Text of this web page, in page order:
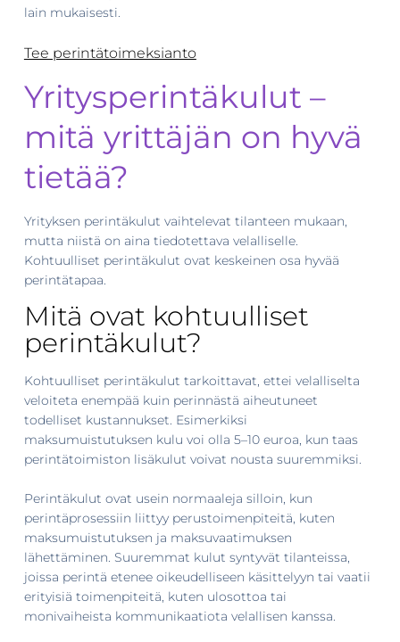
lain mukaisesti.
Tee perintätoimeksianto
Yritysperintäkulut –
mitä yrittäjän on hyvä
tietää?
Yrityksen perintäkulut vaihtelevat tilanteen mukaan,
mutta niistä on aina tiedotettava velalliselle.
Kohtuulliset perintäkulut ovat keskeinen osa hyvää
perintätapaa.
Mitä ovat kohtuulliset
perintäkulut?
Kohtuulliset perintäkulut tarkoittavat, ettei velalliselta
veloiteta enempää kuin perinnästä aiheutuneet
todelliset kustannukset. Esimerkiksi
maksumuistutuksen kulu voi olla 5–10 euroa, kun taas
perintätoimiston lisäkulut voivat nousta suuremmiksi.
Perintäkulut ovat usein normaaleja silloin, kun
perintäprosessiin liittyy perustoimenpiteitä, kuten
maksumuistutuksen ja maksuvaatimuksen
lähettäminen. Suuremmat kulut syntyvät tilanteissa,
joissa perintä etenee oikeudelliseen käsittelyyn tai vaatii
erityisiä toimenpiteitä, kuten ulosottoa tai
monivaiheista kommunikaatiota velallisen kanssa.